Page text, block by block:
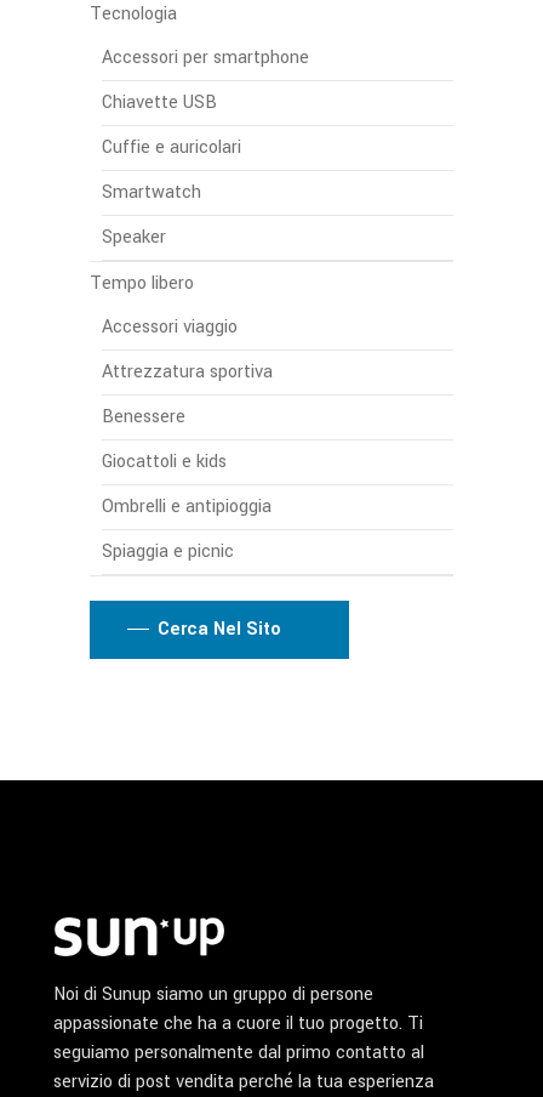
Tecnologia
Accessori per smartphone
Chiavette USB
Cuffie e auricolari
Smartwatch
Speaker
Tempo libero
Accessori viaggio
Attrezzatura sportiva
Benessere
Giocattoli e kids
Ombrelli e antipioggia
Spiaggia e picnic
Cerca Nel Sito
Noi di Sunup siamo un gruppo di persone
appassionate che ha a cuore il tuo progetto. Ti
seguiamo personalmente dal primo contatto al
servizio di post vendita perché la tua esperienza